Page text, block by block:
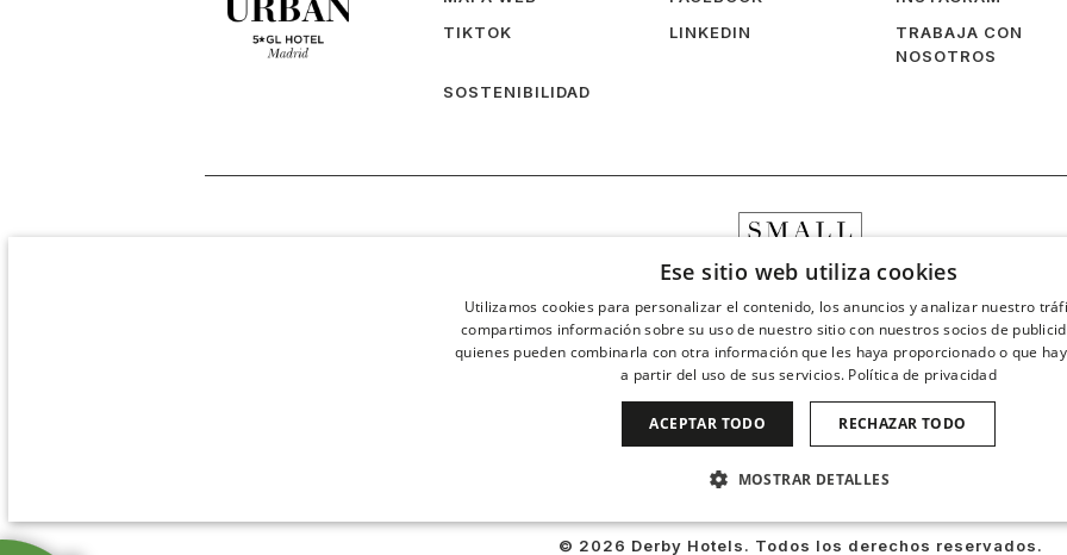
TIKTOK
LINKEDIN
TRABAJA CON
NOSOTROS
SOSTENIBILIDAD
© 2026 Derby Hotels. Todos los derechos reservados.
Ese sitio web utiliza cookies
Utilizamos cookies para personalizar el contenido, los anuncios y analizar nuestro
compartimos información sobre su uso de nuestro sitio con nuestros socios de
quienes pueden combinarla con otra información que les haya proporcionado o que
a partir del uso de sus servicios. Política de privacidad
ACEPTAR TODO RECHAZAR TODO
MOSTRAR DETALLES
COOKIES ESTRICTAMENTE NECESARIAS COOKIES DE RENDIMIENTO COOKIES DE PREFERENCIAS